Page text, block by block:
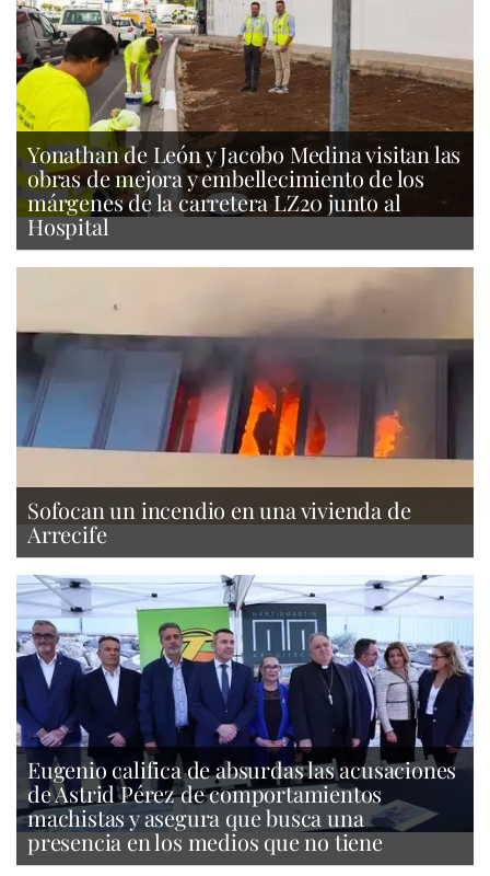
Yonathan de León y Jacobo Medina visitan las
obras de mejora y embellecimiento de los
márgenes de la carretera LZ20 junto al
Hospital
Sofocan un incendio en una vivienda de
Arrecife
Eugenio califica de absurdas las acusaciones
de Astrid Pérez de comportamientos
machistas y asegura que busca una
presencia en los medios que no tiene